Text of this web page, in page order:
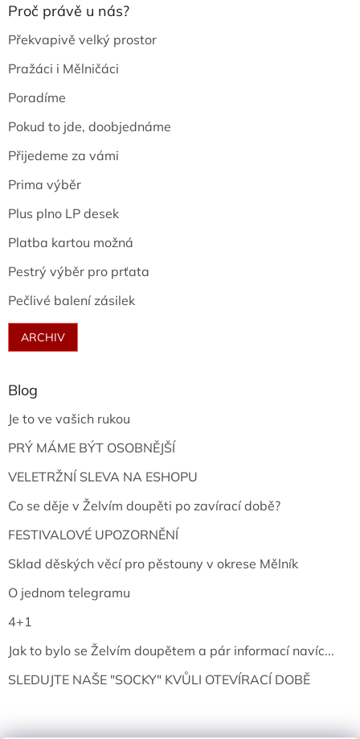
Proč právě u nás?
Překvapivě velký prostor
Pražáci i Mělničáci
Poradíme
Pokud to jde, doobjednáme
Přijedeme za vámi
Prima výběr
Plus plno LP desek
Platba kartou možná
Pestrý výběr pro prťata
Pečlivé balení zásilek
ARCHIV
Blog
Je to ve vašich rukou
PRÝ MÁME BÝT OSOBNĚJŠÍ
VELETRŽNÍ SLEVA NA ESHOPU
Co se děje v Želvím doupěti po zavírací době?
FESTIVALOVÉ UPOZORNĚNÍ
Sklad děských věcí pro pěstouny v okrese Mělník
O jednom telegramu
4+1
Jak to bylo se Želvím doupětem a pár informací navíc...
SLEDUJTE NAŠE "SOCKY" KVŮLI OTEVÍRACÍ DOBĚ